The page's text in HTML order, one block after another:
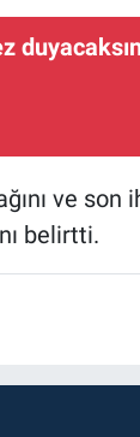
ve son
belirtti.